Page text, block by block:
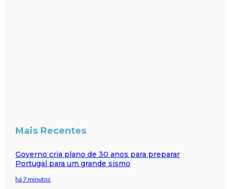
Mais Recentes
Governo cria plano de 30 anos para preparar
Portugal para um grande sismo
há 7 minutos